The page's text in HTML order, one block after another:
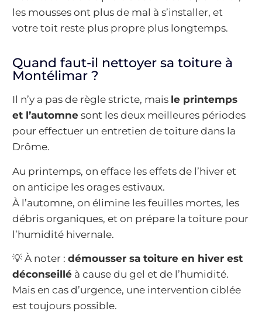
les mousses ont plus de mal à s’installer, et
votre toit reste plus propre plus longtemps.
Quand faut-il nettoyer sa toiture à
Montélimar ?
Il n’y a pas de règle stricte, mais le printemps
et l’automne sont les deux meilleures périodes
pour effectuer un entretien de toiture dans la
Drôme.
Au printemps, on efface les effets de l’hiver et
on anticipe les orages estivaux.
À l’automne, on élimine les feuilles mortes, les
débris organiques, et on prépare la toiture pour
l’humidité hivernale.
💡 À noter : démousser sa toiture en hiver est
déconseillé à cause du gel et de l’humidité.
Mais en cas d’urgence, une intervention ciblée
est toujours possible.